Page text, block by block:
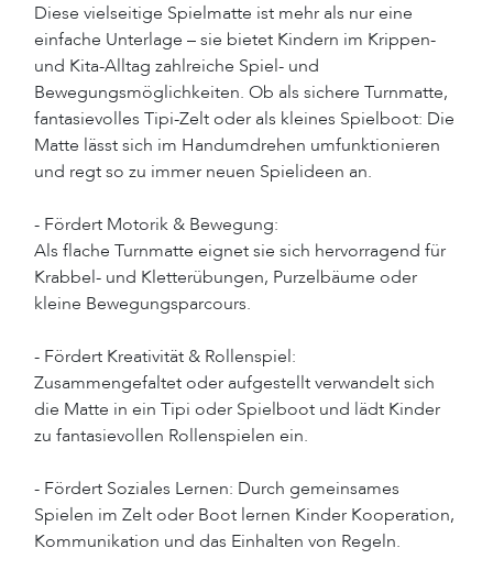
Diese vielseitige Spielmatte ist mehr als nur eine
einfache Unterlage – sie bietet Kindern im Krippen-
und Kita-Alltag zahlreiche Spiel- und
Bewegungsmöglichkeiten. Ob als sichere Turnmatte,
fantasievolles Tipi-Zelt oder als kleines Spielboot: Die
Matte lässt sich im Handumdrehen umfunktionieren
und regt so zu immer neuen Spielideen an.
- Fördert Motorik & Bewegung:
Als flache Turnmatte eignet sie sich hervorragend für
Krabbel- und Kletterübungen, Purzelbäume oder
kleine Bewegungsparcours.
- Fördert Kreativität & Rollenspiel:
Zusammengefaltet oder aufgestellt verwandelt sich
die Matte in ein Tipi oder Spielboot und lädt Kinder
zu fantasievollen Rollenspielen ein.
- Fördert Soziales Lernen: Durch gemeinsames
Spielen im Zelt oder Boot lernen Kinder Kooperation,
Kommunikation und das Einhalten von Regeln.